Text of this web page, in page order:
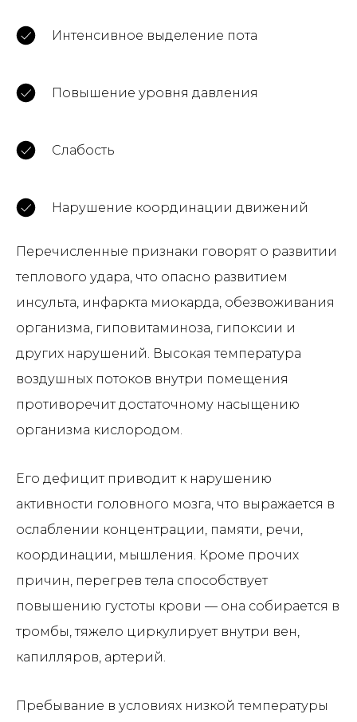
Интенсивное выделение пота
Повышение уровня давления
Слабость
Нарушение координации движений
Перечисленные признаки говорят о развитии
теплового удара, что опасно развитием
инсульта, инфаркта миокарда, обезвоживания
организма, гиповитаминоза, гипоксии и
других нарушений. Высокая температура
воздушных потоков внутри помещения
противоречит достаточному насыщению
организма кислородом.
Его дефицит приводит к нарушению
активности головного мозга, что выражается в
ослаблении концентрации, памяти, речи,
координации, мышления. Кроме прочих
причин, перегрев тела способствует
повышению густоты крови — она собирается в
тромбы, тяжело циркулирует внутри вен,
капилляров, артерий.
Пребывание в условиях низкой температуры